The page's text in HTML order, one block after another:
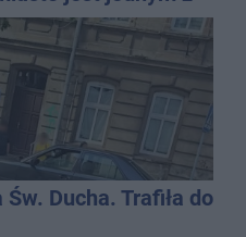
na upały
Ducha. Trafiła do